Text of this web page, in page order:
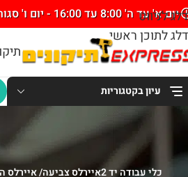
דלג לניווט
דלג לתוכן ראשי
יום א' עד ה' 8:00 עד 16:00 - יום ו' סגור
עיון בקטגוריות
כלי עבודה יד 2 איירלס צביעה/ איירלס